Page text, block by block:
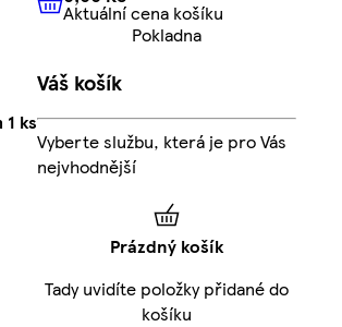
ks
0,00 KčAktuální cena košíku
Aktuální cena košíku
Pokladna
Váš košík
Vyberte službu, která je pro Vás
nejvhodnější
Prázdný košík
Tady uvidíte položky přidané do
košíku